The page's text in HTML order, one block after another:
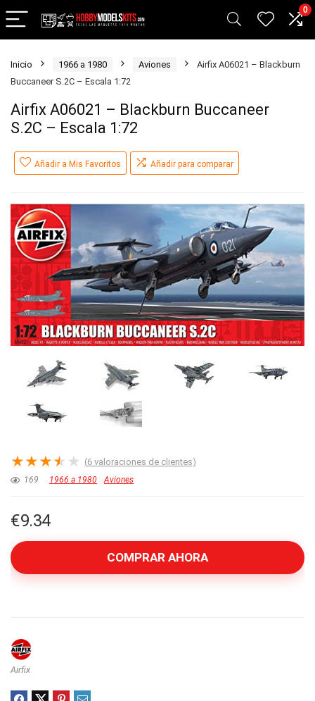
0
Inicio 1966 a 1980 Aviones
Airfix A06021 – Blackburn
Buccaneer S.2C – Escala 1:72
Airfix A06021 – Blackburn Buccaneer
S.2C – Escala 1:72
Añadir a Mis Favoritos Añadir para comparar
★★★★ ★ (6 valoraciones de clientes)
169 1966 a 1980 Aviones
€9.34
COMPRAR AHORA
Airfix